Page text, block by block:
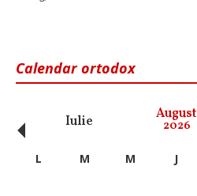
Calendar ortodox
Iulie August
2026
‹ L M M J